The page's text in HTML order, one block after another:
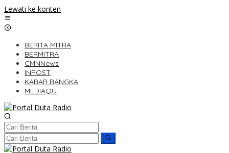
Lewati ke konten
BERITA MITRA
BERMITRA
CMNNews
INPOST
KABAR BANGKA
MEDIAQU